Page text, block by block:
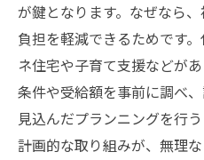
が鍵となります。なぜなら
負担を軽減できるためです
ネ住宅や子育て支援などが
条件や受給額を事前に調べ
見込んだプランニングを行
計画的な取り組みが、無理